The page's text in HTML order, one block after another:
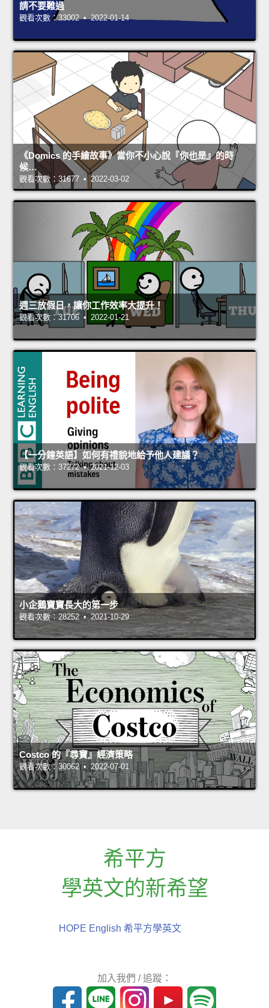
請不要難過
觀看次數：33002 • 2022-01-14
《Domics 的手繪故事》當你不小心說『你也是』的時
候…
觀看次數：31677 • 2022-03-02
週三放假日，讓你工作效率大提升！
觀看次數：31706 • 2022-01-21
【一分鐘英語】如何有禮貌地給予他人建議？
觀看次數：37272 • 2021-12-03
小企鵝寶寶長大的第一步
觀看次數：28252 • 2021-10-29
Costco 的『尋寶』經濟策略
觀看次數：30062 • 2022-07-01
希平方
學英文的新希望
HOPE English 希平方學英文
加入我們 / 追蹤：